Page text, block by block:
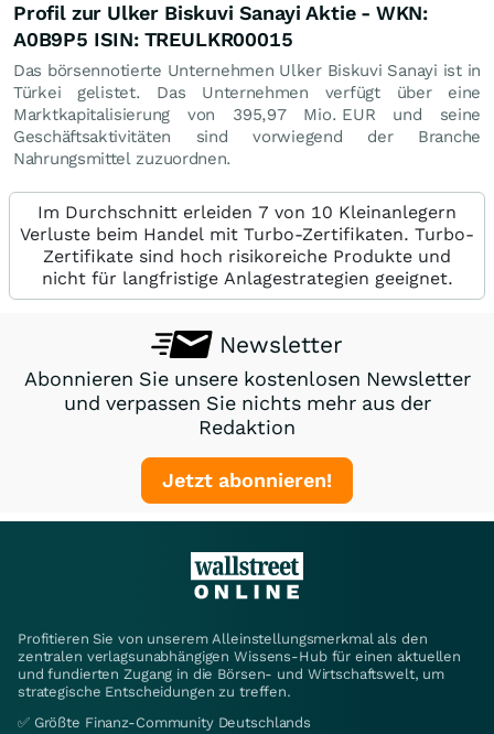
Profil zur Ulker Biskuvi Sanayi Aktie - WKN:
A0B9P5 ISIN: TREULKR00015
Das börsennotierte Unternehmen Ulker Biskuvi Sanayi ist in
Türkei gelistet. Das Unternehmen verfügt über eine
Marktkapitalisierung von 395,97 Mio. EUR und seine
Geschäftsaktivitäten sind vorwiegend der Branche
Nahrungsmittel zuzuordnen.
Im Durchschnitt erleiden 7 von 10 Kleinanlegern
Verluste beim Handel mit Turbo-Zertifikaten. Turbo-
Zertifikate sind hoch risikoreiche Produkte und
nicht für langfristige Anlagestrategien geeignet.
Newsletter
Abonnieren Sie unsere kostenlosen Newsletter
und verpassen Sie nichts mehr aus der
Redaktion
Jetzt abonnieren!
Profitieren Sie von unserem Alleinstellungsmerkmal als den
zentralen verlagsunabhängigen Wissens-Hub für einen aktuellen
und fundierten Zugang in die Börsen- und Wirtschaftswelt, um
strategische Entscheidungen zu treffen.
✅ Größte Finanz-Community Deutschlands